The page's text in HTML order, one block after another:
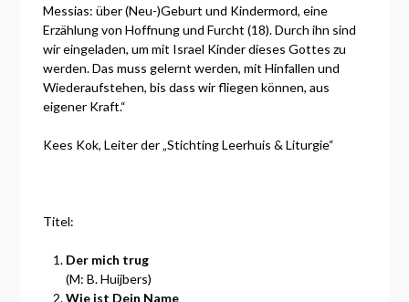
Messias: über (Neu-)Geburt und Kindermord, eine
Erzählung von Hoffnung und Furcht (18). Durch ihn sind
wir eingeladen, um mit Israel Kinder dieses Gottes zu
werden. Das muss gelernt werden, mit Hinfallen und
Wiederaufstehen, bis dass wir fliegen können, aus
eigener Kraft.“
Kees Kok, Leiter der „Stichting Leerhuis & Liturgie“
Titel:
Der mich trug
(M: B. Huijbers)
Wie ist Dein Name